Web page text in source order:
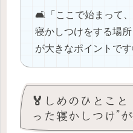
🛋️「ここで始まって、
寝かしつけをする場
が大きなポイントで
🏅しめのひとこと
った寝かしつけ”が